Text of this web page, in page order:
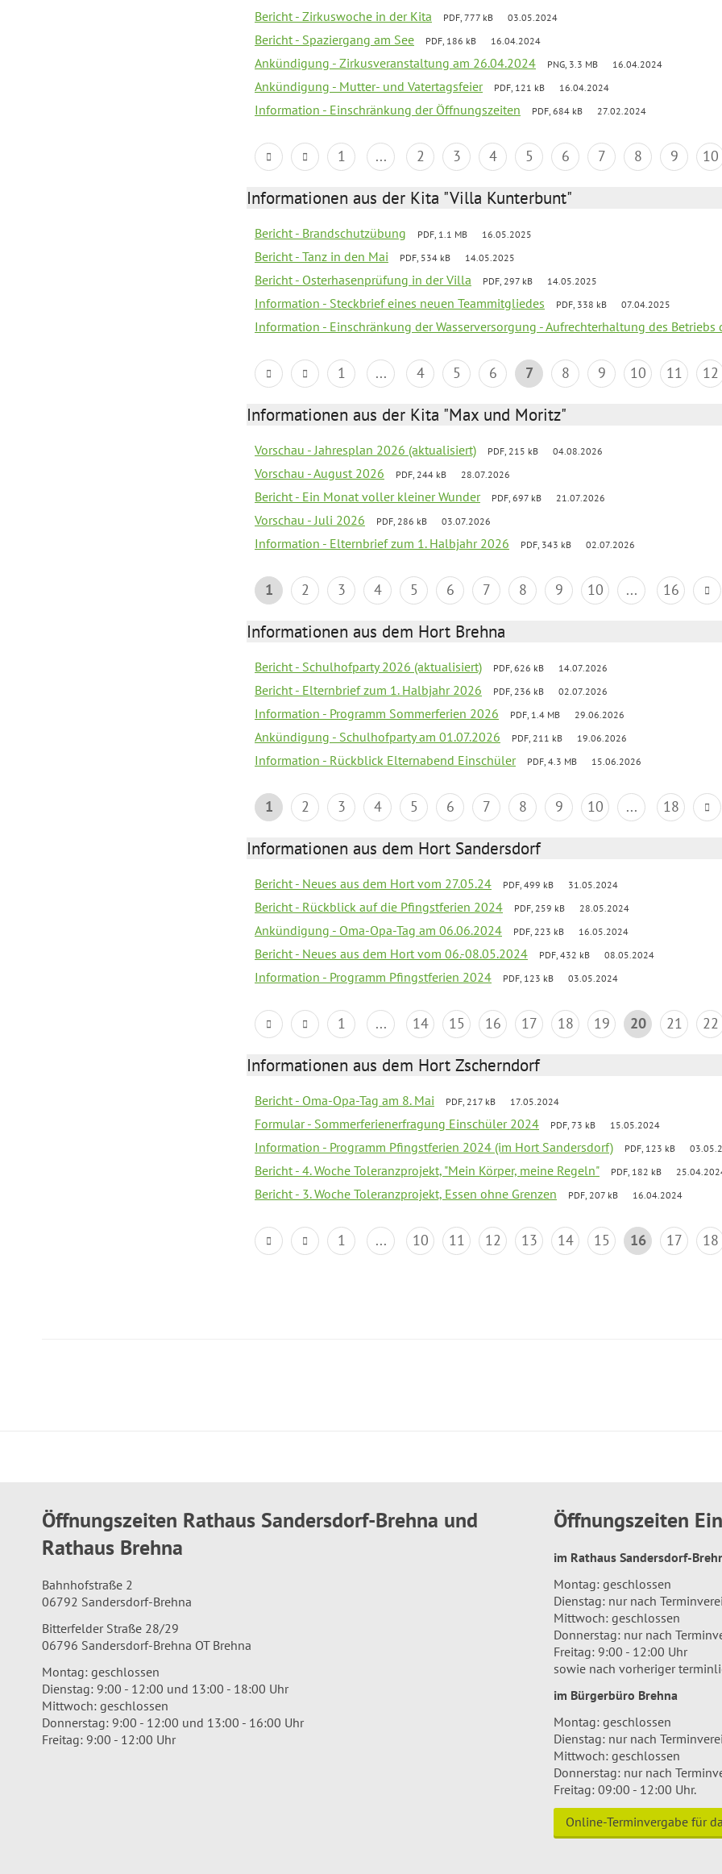
Bericht - Zirkuswoche in der Kita PDF, 777 kB 03.05.2024
Bericht - Spaziergang am See PDF, 186 kB 16.04.2024
Ankündigung - Zirkusveranstaltung am 26.04.2024 PNG, 3.3 MB 16.04.2024
Ankündigung - Mutter- und Vatertagsfeier PDF, 121 kB 16.04.2024
Information - Einschränkung der Öffnungszeiten PDF, 684 kB 27.02.2024
1 ... 2 3 4 5 6 7 8 9 10
Informationen aus der Kita "Villa Kunterbunt"
Bericht - Brandschutzübung PDF, 1.1 MB 16.05.2025
Bericht - Tanz in den Mai PDF, 534 kB 14.05.2025
Bericht - Osterhasenprüfung in der Villa PDF, 297 kB 14.05.2025
Information - Steckbrief eines neuen Teammitgliedes PDF, 338 kB 07.04.2025
Information - Einschränkung der Wasserversorgung - Aufrechterhaltung des Betriebs
1 ... 4 5 6 7 8 9 10 11 12
Informationen aus der Kita "Max und Moritz"
Vorschau - Jahresplan 2026 (aktualisiert) PDF, 215 kB 04.08.2026
Vorschau - August 2026 PDF, 244 kB 28.07.2026
Bericht - Ein Monat voller kleiner Wunder PDF, 697 kB 21.07.2026
Vorschau - Juli 2026 PDF, 286 kB 03.07.2026
Information - Elternbrief zum 1. Halbjahr 2026 PDF, 343 kB 02.07.2026
1 2 3 4 5 6 7 8 9 10 ... 16
Informationen aus dem Hort Brehna
Bericht - Schulhofparty 2026 (aktualisiert) PDF, 626 kB 14.07.2026
Bericht - Elternbrief zum 1. Halbjahr 2026 PDF, 236 kB 02.07.2026
Information - Programm Sommerferien 2026 PDF, 1.4 MB 29.06.2026
Ankündigung - Schulhofparty am 01.07.2026 PDF, 211 kB 19.06.2026
Information - Rückblick Elternabend Einschüler PDF, 4.3 MB 15.06.2026
1 2 3 4 5 6 7 8 9 10 ... 18
Informationen aus dem Hort Sandersdorf
Bericht - Neues aus dem Hort vom 27.05.24 PDF, 499 kB 31.05.2024
Bericht - Rückblick auf die Pfingstferien 2024 PDF, 259 kB 28.05.2024
Ankündigung - Oma-Opa-Tag am 06.06.2024 PDF, 223 kB 16.05.2024
Bericht - Neues aus dem Hort vom 06.-08.05.2024 PDF, 432 kB 08.05.2024
Information - Programm Pfingstferien 2024 PDF, 123 kB 03.05.2024
1 ... 14 15 16 17 18 19 20 21 22
Informationen aus dem Hort Zscherndorf
Bericht - Oma-Opa-Tag am 8. Mai PDF, 217 kB 17.05.2024
Formular - Sommerferienerfragung Einschüler 2024 PDF, 73 kB 15.05.2024
Information - Programm Pfingstferien 2024 (im Hort Sandersdorf) PDF, 123 kB
Bericht - 4. Woche Toleranzprojekt, "Mein Körper, meine Regeln" PDF, 182 kB
Bericht - 3. Woche Toleranzprojekt, Essen ohne Grenzen PDF, 207 kB 16.04.2024
1 ... 10 11 12 13 14 15 16 17 18
Öffnungszeiten Rathaus Sandersdorf-Brehna und
Rathaus Brehna
Bahnhofstraße 2
06792 Sandersdorf-Brehna
Bitterfelder Straße 28/29
06796 Sandersdorf-Brehna OT Brehna
Montag: geschlossen
Dienstag: 9:00 - 12:00 und 13:00 - 18:00 Uhr
Mittwoch: geschlossen
Donnerstag: 9:00 - 12:00 und 13:00 - 16:00 Uhr
Freitag: 9:00 - 12:00 Uhr
Öffnungszeiten
im Rathaus Sandersdorf-
Montag: geschlossen
Dienstag: nur nach
Mittwoch: geschlossen
Donnerstag: nur nach
Freitag: 9:00 - 12:00 Uhr
sowie nach vorheriger
im Bürgerbüro Brehna
Montag: geschlossen
Dienstag: nur nach
Mittwoch: geschlossen
Donnerstag: nur nach
Freitag: 09:00 - 12:00 Uhr.
Online-Terminvergabe für